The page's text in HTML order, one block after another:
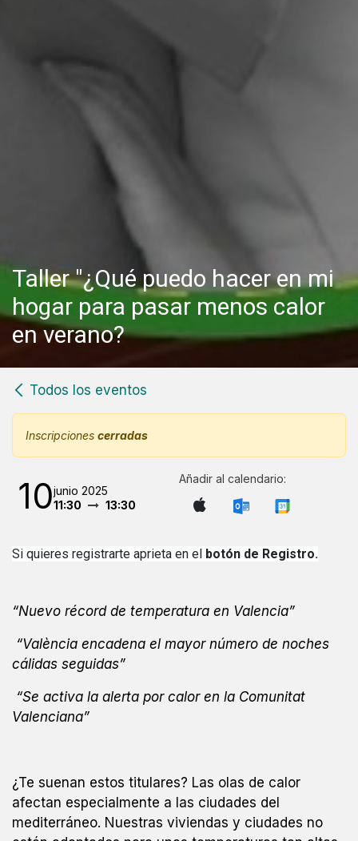
Taller "¿Qué puedo hacer en mi
hogar para pasar menos calor
en verano?
Todos los eventos
Inscripciones cerradas
10junio 2025
11:30
13:30
Añadir al calendario:
Si quieres registrarte aprieta en el botón de Registro.
“Nuevo récord de temperatura en Valencia”
“València encadena el mayor número de noches
cálidas seguidas”
“Se activa la alerta por calor en la Comunitat
Valenciana”
¿Te suenan estos titulares? Las olas de calor
afectan especialmente a las ciudades del
mediterráneo. Nuestras viviendas y ciudades no